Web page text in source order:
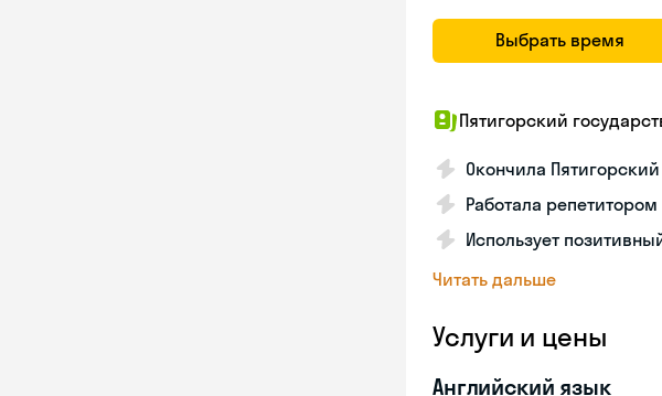
Выбрать время
Пятигорский
Окончила
Работала
Использует
Читать дальше
Услуги и цены
Английский язык